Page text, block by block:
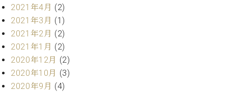
プ
ラ
イ
ト
ピ
ア
ノ
室
ピ
ア
ノ
の
ン
シ
2021年4月 (2)
2021年3月 (1)
2021年2月 (2)
2021年1月 (2)
2020年12月 (2)
2020年10月 (3)
2020年9月 (4)